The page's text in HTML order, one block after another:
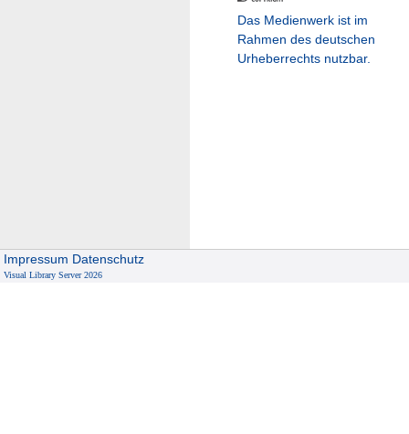
Das Medienwerk ist im
Rahmen des deutschen
Urheberrechts nutzbar.
Impressum Datenschutz
Visual Library Server 2026